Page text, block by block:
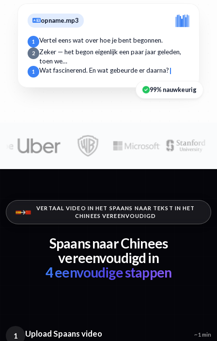
opname.mp3
1 Vertel eens wat over hoe je bent begonnen.
2
Zeker — het begon eigenlijk een paar jaar geleden,
toen we…
1 Wat fascinerend. En wat gebeurde er daarna?
99% nauwkeurig
VERTAAL VIDEO IN HET SPAANS NAAR TEKST IN HET
CHINEES VEREENVOUDIGD
Spaans naar Chinees
vereenvoudigd in
4 eenvoudige stappen
1 Upload Spaans video ~1 min